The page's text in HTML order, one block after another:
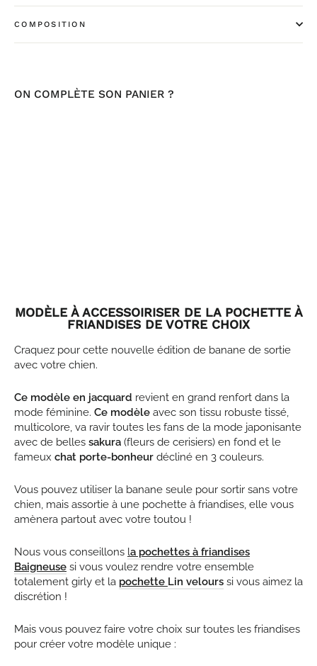
COMPOSITION
ON COMPLÈTE SON PANIER ?
MODÈLE À ACCESSOIRISER DE LA POCHETTE À
FRIANDISES DE VOTRE CHOIX
Craquez pour cette nouvelle édition de banane de sortie
avec votre chien.
Ce modèle en jacquard revient en grand renfort dans la
mode féminine. Ce modèle avec son tissu robuste tissé,
multicolore, va ravir toutes les fans de la mode japonisante
avec de belles sakura (fleurs de cerisiers) en fond et le
fameux chat porte-bonheur décliné en 3 couleurs.
Vous pouvez utiliser la banane seule pour sortir sans votre
chien, mais assortie à une pochette à friandises, elle vous
amènera partout avec votre toutou !
Nous vous conseillons la pochettes à friandises
Baigneuse si vous voulez rendre votre ensemble
totalement girly et la pochette Lin velours si vous aimez la
discrétion !
Mais vous pouvez faire votre choix sur toutes les friandises
pour créer votre modèle unique :